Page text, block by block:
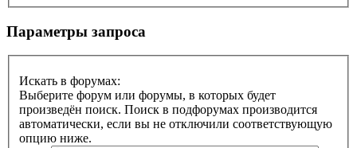
Параметры запроса
Искать в форумах:
Выберите форум или форумы, в которых будет
произведён поиск. Поиск в подфорумах производится
автоматически, если вы не отключили соответствующую
опцию ниже.